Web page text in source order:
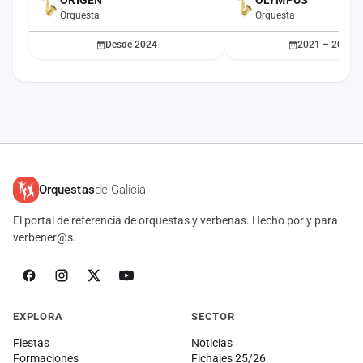
Orquesta
Desde 2024
Orquesta
2021 – 2023
Orquestasde Galicia
El portal de referencia de orquestas y verbenas. Hecho por y para
verbener@s.
EXPLORA
Fiestas
Formaciones
SECTOR
Noticias
Fichajes 25/26